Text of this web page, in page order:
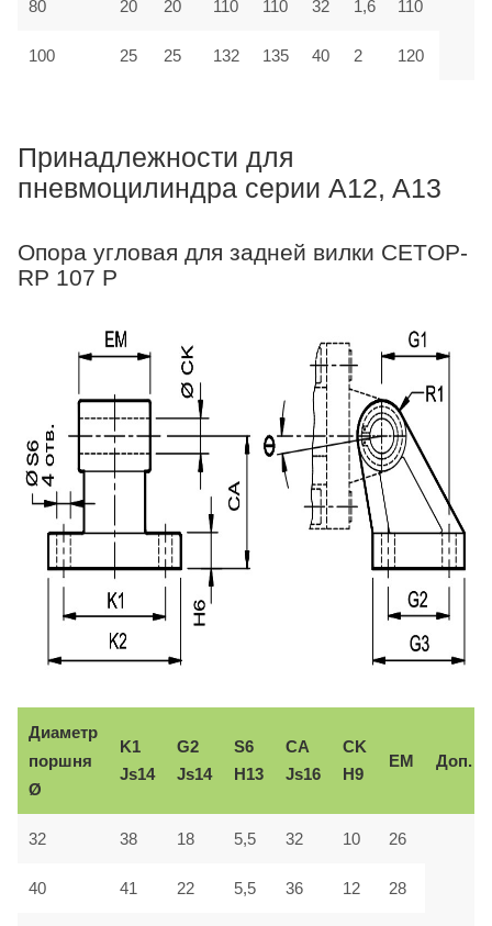
80 20 20 110 110 32 1,6 110
100 25 25 132 135 40 2 120
Принадлежности для
пневмоцилиндра серии A12, A13
Опора угловая для задней вилки CETOP-
RP 107 P
Диаметр
поршня
Ø
K1
Js14
G2
Js14
S6
H13
CA
Js16
CK
H9
EM Доп.
32 38 18 5,5 32 10 26
40 41 22 5,5 36 12 28